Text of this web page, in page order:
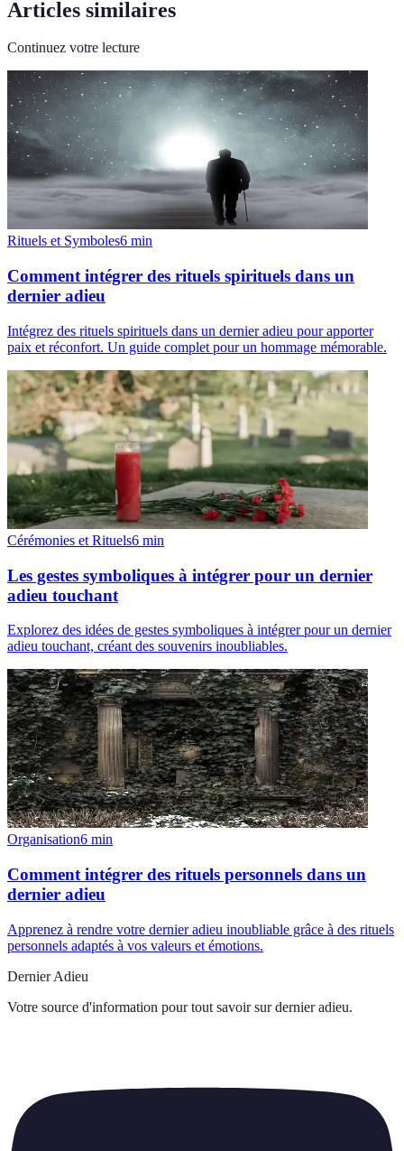
Articles similaires
Continuez votre lecture
Rituels et Symboles6 min
Comment intégrer des rituels spirituels dans un
dernier adieu
Intégrez des rituels spirituels dans un dernier adieu pour apporter
paix et réconfort. Un guide complet pour un hommage mémorable.
Cérémonies et Rituels6 min
Les gestes symboliques à intégrer pour un dernier
adieu touchant
Explorez des idées de gestes symboliques à intégrer pour un dernier
adieu touchant, créant des souvenirs inoubliables.
Organisation6 min
Comment intégrer des rituels personnels dans un
dernier adieu
Apprenez à rendre votre dernier adieu inoubliable grâce à des rituels
personnels adaptés à vos valeurs et émotions.
Dernier Adieu
Votre source d'information pour tout savoir sur dernier adieu.